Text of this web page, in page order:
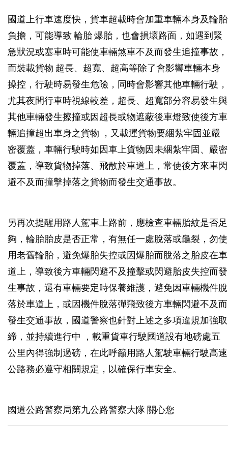
國道上行車速度快，貨車超載時會加重車輛本身及輪胎
負擔，可能導致 輪胎 爆胎，也會損壞路面，如遇到緊
急狀況或塞車時可能使車輛煞車不及而發生追撞事故，
而裝載貨物 超長、超寬、超高等除了會影響車輛本身
操控，行駛時易發生危險，同時會影響其他車輛行駛，
尤其夜間行車時視線較差，超長、超寬部分容易發生與
其他車輛發生擦撞或因超長或物遮蔽後車燈致使後方車
輛追撞超出車身之貨物 ，又載運貨物要綑紮牢固並嚴
密覆蓋，車輛行駛時如因車上貨物因未綑紮牢固、嚴密
覆蓋，導致貨物掉落、飛散於車道上，常使後方來車閃
避不及而撞擊掉落之貨物而發生交通事故。
另再次提醒用路人駕車上路前，應檢查車輛胎紋是否足
夠，輪胎胎皮是否正常，有無任一處脫落或龜裂，勿使
用老舊輪胎，避免爆胎失控或因爆胎而脫落之胎皮在車
道上，導致後方車輛閃避不及撞擊或閃避胎皮失控而發
生事故，還有車輛要定時保養維護，避免因車輛機件脫
落於車道上，或因機件脫落彈飛致後方車輛閃避不及而
發生交通事故，國道警察也針對上述之多項違規加強取
締，並持續進行中 ，載重貨車行駛國道設有地磅處五
公里內得強制過磅，在此呼籲用路人駕駛車輛行駛高速
公路務必遵守相關規定，以確保行車安全。
國道公路警察局第九公路警察大隊 關心您